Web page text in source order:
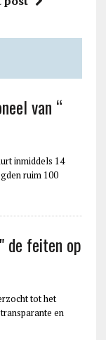
van “
inmiddels 14
ruim 100
de feiten op
tot het
en